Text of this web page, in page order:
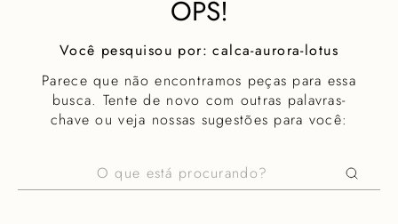
OPS!
calca-aurora-lotus
Parece que não encontramos peças para essa
busca. Tente de novo com outras palavras-
chave ou veja nossas sugestões para você:
O que está procurando?